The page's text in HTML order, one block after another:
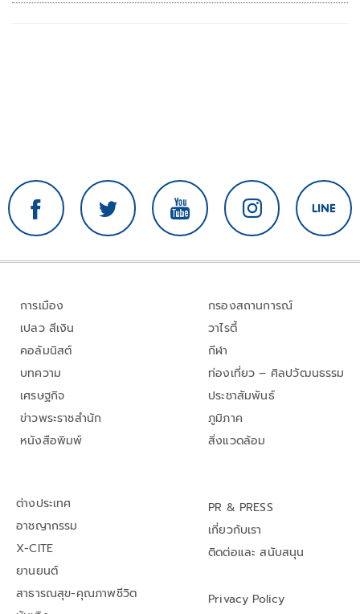
การเมือง
เปลว สีเงิน
คอลัมนิสต์
บทความ
เศรษฐกิจ
ข่าวพระราชสำนัก
หนังสือพิมพ์
กรองสถานการณ์
วาไรตี้
กีฬา
ท่องเที่ยว – ศิลปวัฒนธรรม
ประชาสัมพันธ์
ภูมิภาค
สิ่งแวดล้อม
ต่างประเทศ
อาชญากรรม
X-CITE
ยานยนต์
สาธารณสุข-คุณภาพชีวิต
PR & PRESS
เกี่ยวกับเรา
ติดต่อและ สนับสนุน
Privacy Policy